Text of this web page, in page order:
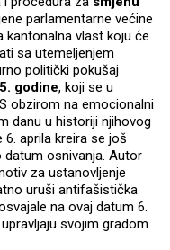
parlamentarne većine
kantonalna vlast koju će
sa utemeljenjem
politički pokušaj
godine, koji se u
obzirom na emocionalni
danu u historiji njihovog
6. aprila kreira se još
datum osnivanja. Autor
za ustanovljenje
uruši antifašistička
na ovaj datum 6.
svojim gradom.